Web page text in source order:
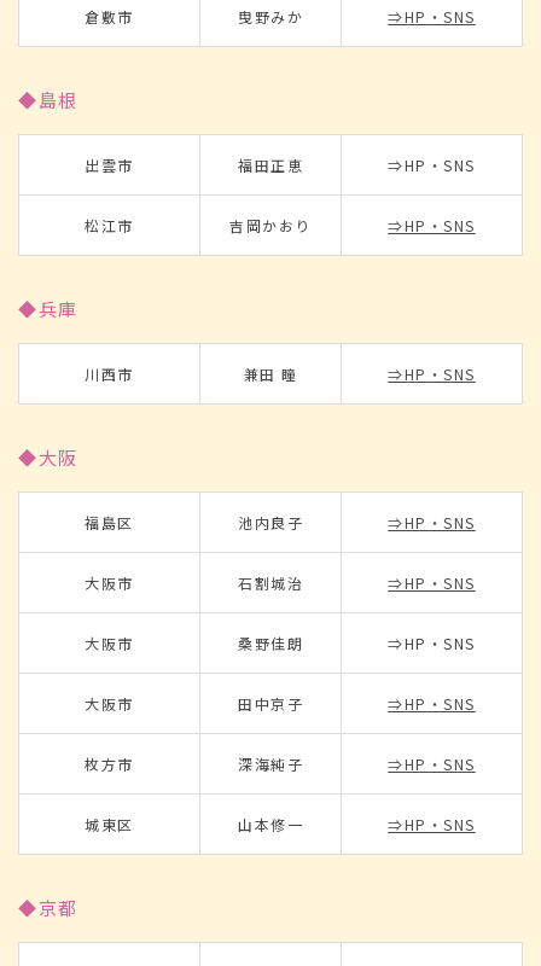
倉敷市 曳野みか ⇒HP・SNS
◆島根
出雲市 福田正恵 ⇒HP・SNS
松江市 吉岡かおり ⇒HP・SNS
◆兵庫
川西市 兼田 瞳 ⇒HP・SNS
◆大阪
福島区 池内良子 ⇒HP・SNS
大阪市 石割城治 ⇒HP・SNS
大阪市 桑野佳朗 ⇒HP・SNS
大阪市 田中京子 ⇒HP・SNS
枚方市 深海純子 ⇒HP・SNS
城東区 山本修一 ⇒HP・SNS
◆京都